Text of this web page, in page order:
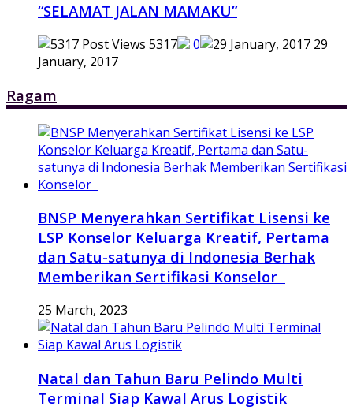
“SELAMAT JALAN MAMAKU”
5317 0
29
January, 2017
Ragam
BNSP Menyerahkan Sertifikat Lisensi ke
LSP Konselor Keluarga Kreatif, Pertama
dan Satu-satunya di Indonesia Berhak
Memberikan Sertifikasi Konselor
25 March, 2023
Natal dan Tahun Baru Pelindo Multi
Terminal Siap Kawal Arus Logistik